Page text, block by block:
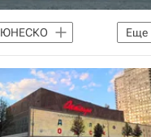
Еще
ЮНЕСКО